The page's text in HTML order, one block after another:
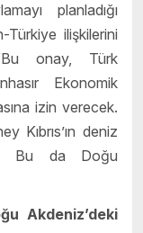
planladığı
ilişkilerini
onay, Türk
Ekonomik
izin verecek.
Kıbrıs’ın deniz
Bu da Doğu
Akdeniz’deki